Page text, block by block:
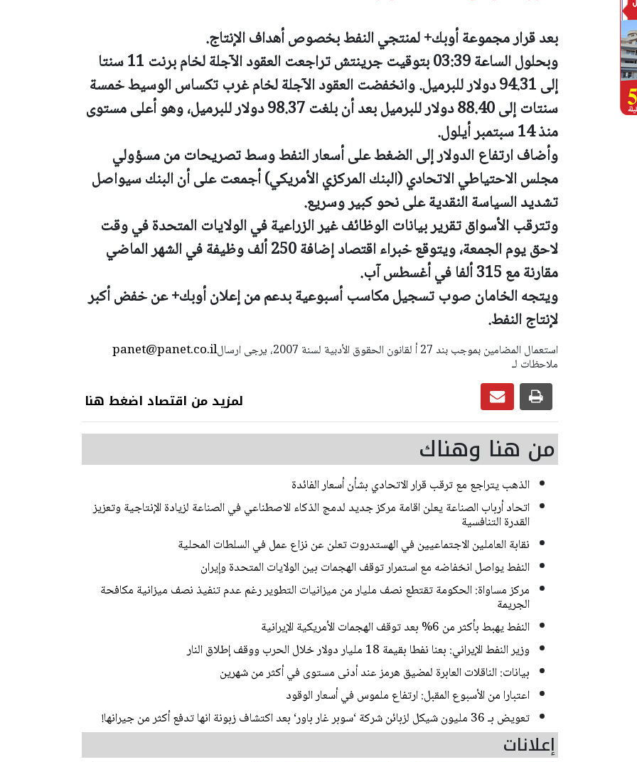
بعد قرار مجموعة أوبك+ لمنتجي النفط بخصوص أهداف الإنتاج.
وبحلول الساعة 03:39 بتوقيت جرينتش تراجعت العقود الآجلة لخام برنت 11 سنتا
إلى 94.31 دولار للبرميل. وانخفضت العقود الآجلة لخام غرب تكساس الوسيط خمسة
سنتات إلى 88.40 دولار للبرميل بعد أن بلغت 98.37 دولار للبرميل، وهو أعلى مستوى
منذ 14 سبتمبر أيلول.
وأضاف ارتفاع الدولار إلى الضغط على أسعار النفط وسط تصريحات من مسؤولي
مجلس الاحتياطي الاتحادي (البنك المركزي الأمريكي) أجمعت على أن البنك سيواصل
تشديد السياسة النقدية على نحو كبير وسريع.
وتترقب الأسواق تقرير بيانات الوظائف غير الزراعية في الولايات المتحدة في وقت
لاحق يوم الجمعة، ويتوقع خبراء اقتصاد إضافة 250 ألف وظيفة في الشهر الماضي
مقارنة مع 315 ألفا في أغسطس آب.
ويتجه الخامان صوب تسجيل مكاسب أسبوعية بدعم من إعلان أوبك+ عن خفض أكبر
لإنتاج النفط.
panet@panet.co.ilاستعمال المضامين بموجب بند 27 أ لقانون الحقوق الأدبية لسنة 2007، يرجى ارسال
ملاحظات لـ
لمزيد من اقتصاد اضغط هنا
من هنا وهناك
الذهب يتراجع مع ترقب قرار الاتحادي بشأن أسعار الفائدة
اتحاد أرباب الصناعة يعلن اقامة مركز جديد لدمج الذكاء الاصطناعي في الصناعة لزيادة الإنتاجية وتعزيز
القدرة التنافسية
نقابة العاملين الاجتماعيين في الهستدروت تعلن عن نزاع عمل في السلطات المحلية
النفط يواصل انخفاضه مع استمرار توقف الهجمات بين الولايات المتحدة وإيران
مركز مساواة: الحكومة تقتطع نصف مليار من ميزانيات التطوير رغم عدم تنفيذ نصف ميزانية مكافحة
الجريمة
النفط يهبط بأكثر من 6% بعد توقف الهجمات الأمريكية الإيرانية
وزير النفط الإيراني: بعنا نفطا بقيمة 18 مليار دولار خلال الحرب ووقف إطلاق النار
بيانات: الناقلات العابرة لمضيق هرمز عند أدنى مستوى في أكثر من شهرين
اعتبارا من الأسبوع المقبل: ارتفاع ملموس في أسعار الوقود
تعويض بـ 36 مليون شيكل لزبائن شركة ‘سوبر غار باور‘ بعد اكتشاف زبونة انها تدفع أكثر من جيرانها!
إعلانات